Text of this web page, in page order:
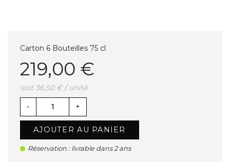
Carton 6 Bouteilles 75 cl
219,00 €
soit 36,50 € / unité
- +
AJOUTER AU PANIER
Réservation : livrable dans 2 ans